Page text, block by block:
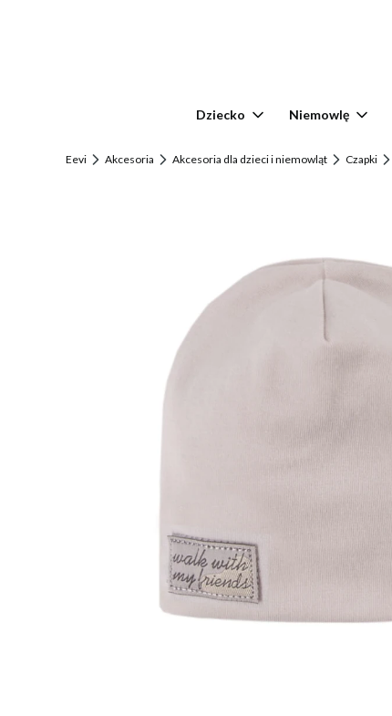
Dziecko Niemowlę
Eevi Akcesoria Akcesoria dla dzieci i niemowląt Czapki